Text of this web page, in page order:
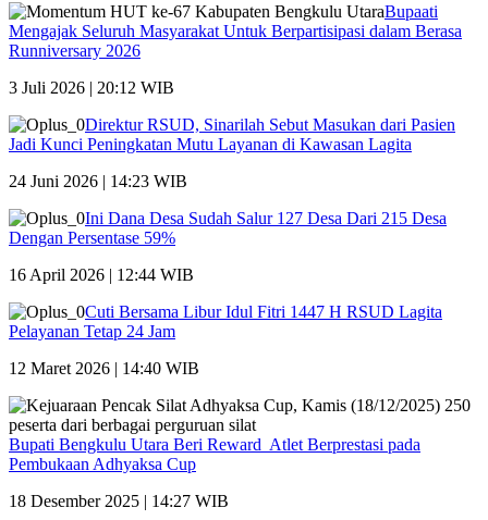
Bupaati
Mengajak Seluruh Masyarakat Untuk Berpartisipasi dalam Berasa
Runniversary 2026
3 Juli 2026 | 20:12 WIB
Direktur RSUD, Sinarilah Sebut Masukan dari Pasien
Jadi Kunci Peningkatan Mutu Layanan di Kawasan Lagita
24 Juni 2026 | 14:23 WIB
Ini Dana Desa Sudah Salur 127 Desa Dari 215 Desa
Dengan Persentase 59%
16 April 2026 | 12:44 WIB
Cuti Bersama Libur Idul Fitri 1447 H RSUD Lagita
Pelayanan Tetap 24 Jam
12 Maret 2026 | 14:40 WIB
Bupati Bengkulu Utara Beri Reward Atlet Berprestasi pada
Pembukaan Adhyaksa Cup
18 Desember 2025 | 14:27 WIB